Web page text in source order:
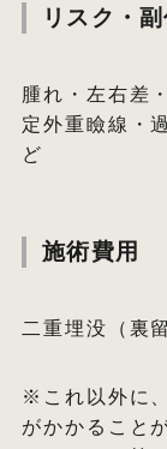
リスク・副
腫れ・左右差
定外重瞼線・
ど
施術費用
二重埋没（裏
※これ以外に
がかかること